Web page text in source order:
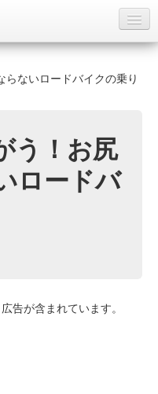
ないロードバイクの乗り
う！お尻
ロードバ
告が含まれています。